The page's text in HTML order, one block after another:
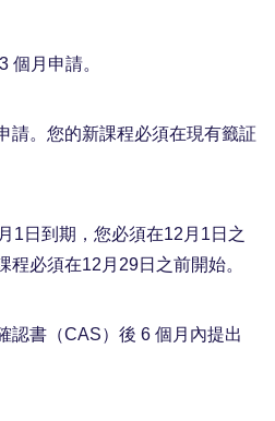
個月申請。
請。您的新課程必須在現有籤証
1日到期，您必須在12月1日之
程必須在12月29日之前開始。
認書（CAS）後 6 個月內提出